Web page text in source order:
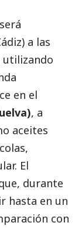
a las
utilizando
en el
, a
aceites
El
durante
hasta en un
con